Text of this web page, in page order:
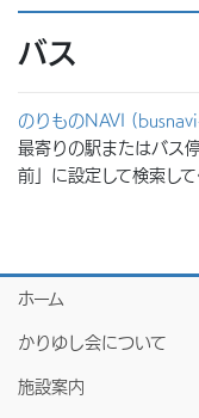
バス
のりものNAVI
最寄りの駅またはバス
前」に設定して検索して
ホーム
かりゆし会について
施設案内